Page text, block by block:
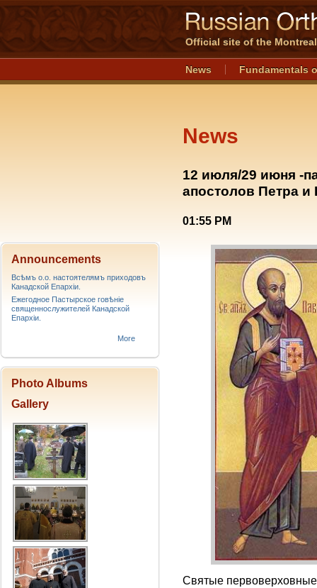
Official site of the
News Fundamentals
News
12 июля/29 июня -
апостолов Петра и
01:55 PM
Святые
Announcements
Всѣмъ о.о. настоятелямъ приходовъ
Канадской Епархiи.
Ежегодное Пастырское говѣніе
священнослужителей Канадской
Епархіи.
More
Photo Albums
Gallery